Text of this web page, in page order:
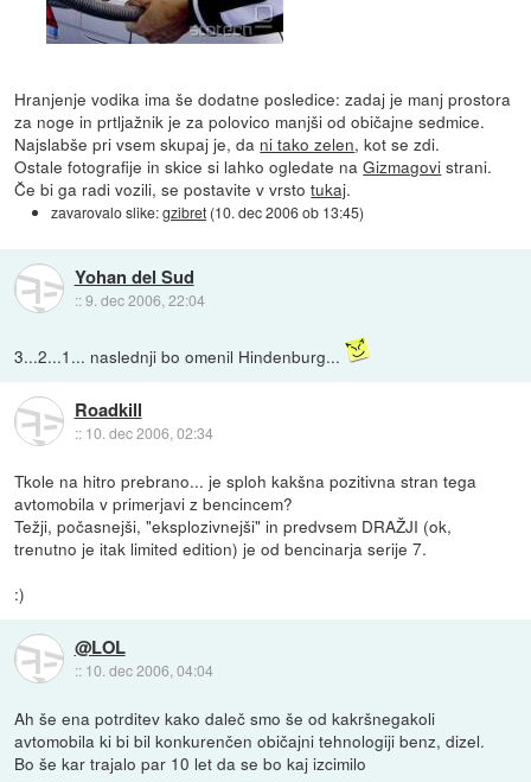
Hranjenje vodika ima še dodatne posledice: zadaj je manj prostora
za noge in prtljažnik je za polovico manjši od običajne sedmice.
Najslabše pri vsem skupaj je, da ni tako zelen, kot se zdi.
Ostale fotografije in skice si lahko ogledate naGizmagovi strani.
Če bi ga radi vozili, se postavite v vrstotukaj.
zavarovalo slike:gzibret (10. dec 2006 ob 13:45)
Yohan del Sud
::9. dec 2006, 22:04
3...2...1... naslednji bo omenil Hindenburg...
Roadkill
:: 10. dec 2006, 02:34
Tkole na hitro prebrano... je sploh kakšna pozitivna stran tega
avtomobila v primerjavi z bencincem?
Težji, počasnejši, "eksplozivnejši" in predvsem DRAŽJI (ok,
trenutno je itak limited edition) je od bencinarja serije 7.
:)
@LOL
:: 10. dec 2006, 04:04
Ah še ena potrditev kako daleč smo še od kakršnegakoli
avtomobila ki bi bil konkurenčen običajni tehnologiji benz, dizel.
Bo še kar trajalo par 10 let da se bo kaj izcimilo